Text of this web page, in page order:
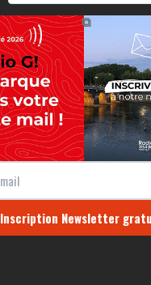
https://radio-
⧉
Inscription Newsletter